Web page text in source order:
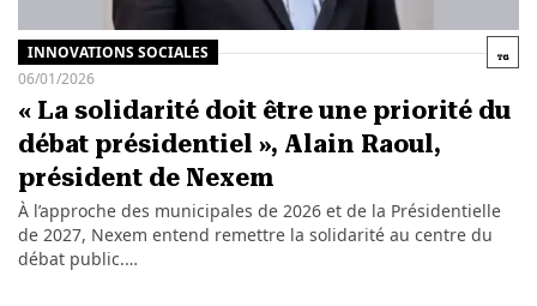
INNOVATIONS SOCIALES
06/01/2026
« La solidarité doit être une priorité du
débat présidentiel », Alain Raoul,
président de Nexem
À l’approche des municipales de 2026 et de la Présidentielle
de 2027, Nexem entend remettre la solidarité au centre du
débat public.…